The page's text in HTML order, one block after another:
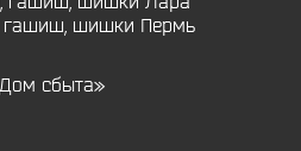
гашиш, шишки Пермь
сбыта»